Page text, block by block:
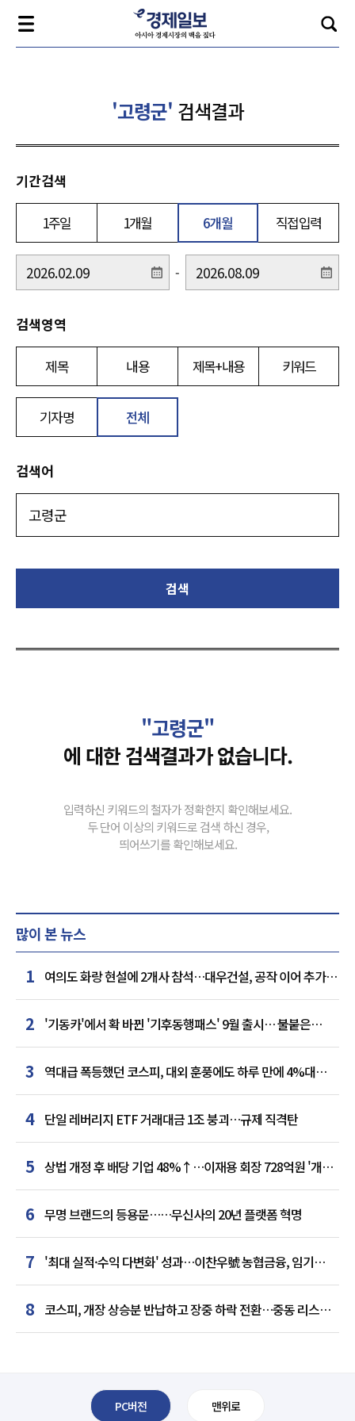
'고령군' 검색결과
기간검색
1주일 1개월 6개월 직접입력
-
검색영역
제목 내용 제목+내용 키워드
기자명 전체
검색어
검색
"고령군"
에 대한 검색결과가 없습니다.
입력하신 키워드의 철자가 정확한지 확인해보세요.
두 단어 이상의 키워드로 검색 하신 경우,
띄어쓰기를 확인해보세요.
많이 본 뉴스
1 여의도 화랑 현설에 2개사 참석…대우건설, 공작 이어 추가
거점 확보하나
2 '기동카'에서 확 바뀐 '기후동행패스' 9월 출시… 불붙은
카드사 경쟁
3
역대급 폭등했던 코스피, 대외 훈풍에도 하루 만에 4%대
급락
4 단일 레버리지 ETF 거래대금 1조 붕괴…규제 직격탄
5 상법 개정 후 배당 기업 48%↑…이재용 회장 728억원 '개인
최다'
6 무명 브랜드의 등용문……무신사의 20년 플랫폼 혁명
7 '최대 실적·수익 다변화' 성과…이찬우號 농협금융, 임기
말년 성장 박차
8 코스피, 개장 상승분 반납하고 장중 하락 전환…중동 리스크·
美 경계감
PC버전 맨위로